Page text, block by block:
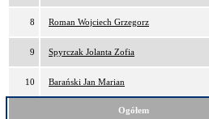
8 Roman Wojciech Grzegorz
9 Spyrczak Jolanta Zofia
10 Barański Jan Marian
Ogółem